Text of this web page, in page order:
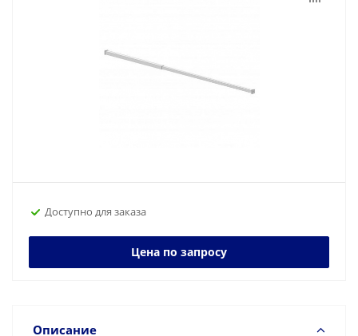
Доступно для заказа
Цена по запросу
Описание